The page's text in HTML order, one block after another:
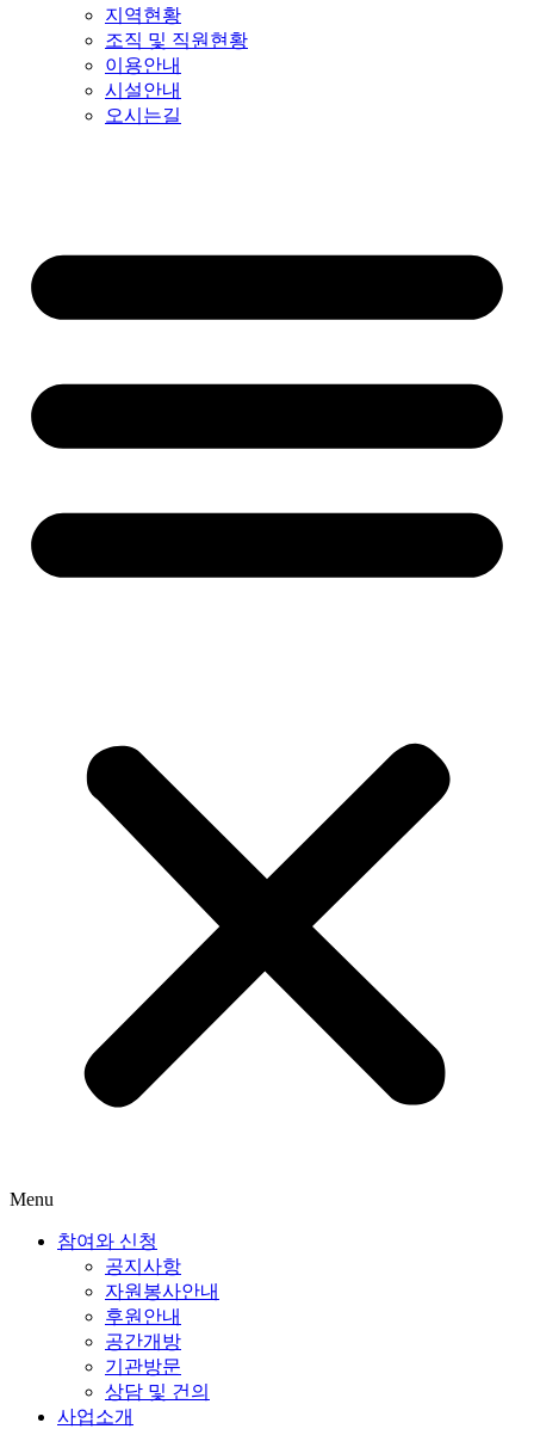
지역현황
조직 및 직원현황
이용안내
시설안내
오시는길
Menu
참여와 신청
공지사항
자원봉사안내
후원안내
공간개방
기관방문
상담 및 건의
사업소개